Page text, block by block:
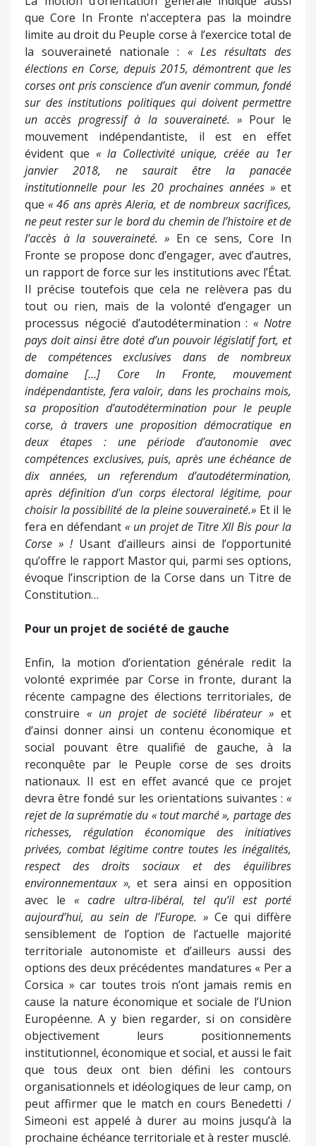
que Core In Fronte n'acceptera pas la moindre
limite au droit du Peuple corse à l’exercice total de
la souveraineté nationale : « Les résultats des
élections en Corse, depuis 2015, démontrent que les
corses ont pris conscience d’un avenir commun, fondé
sur des institutions politiques qui doivent permettre
un accès progressif à la souveraineté. »Pour le
mouvement indépendantiste, il est en effet
évident que « la Collectivité unique, créée au 1er
janvier 2018, ne saurait être la panacée
institutionnelle pour les 20 prochaines années » et
que« 46 ans après Aleria, et de nombreux sacrifices,
ne peut rester sur le bord du chemin de l’histoire et de
l’accès à la souveraineté. » En ce sens, Core In
Fronte se propose donc d’engager, avec d’autres,
un rapport de force sur les institutions avec l’État.
Il précise toutefois que cela ne relèvera pas du
tout ou rien, mais de la volonté d’engager un
processus négocié d’autodétermination :« Notre
pays doit ainsi être doté d’un pouvoir législatif fort, et
de compétences exclusives dans de nombreux
domaine […] Core In Fronte, mouvement
indépendantiste, fera valoir, dans les prochains mois,
sa proposition d’autodétermination pour le peuple
corse, à travers une proposition démocratique en
deux étapes : une période d’autonomie avec
compétences exclusives, puis, après une échéance de
dix années, un referendum d’autodétermination,
après définition d'un corps électoral légitime, pour
choisir la possibilité de la pleine souveraineté.» Et il le
fera en défendant « un projet de Titre XII Bis pour la
Corse » ! Usant d’ailleurs ainsi de l’opportunité
qu’offre le rapport Mastor qui, parmi ses options,
évoque l’inscription de la Corse dans un Titre de
Constitution…
Pour un projet de société de gauche
Enfin, la motion d’orientation générale redit la
volonté exprimée par Corse in fronte, durant la
récente campagne des élections territoriales, de
construire « un projet de société libérateur » et
d’ainsi donner ainsi un contenu économique et
social pouvant être qualifié de gauche, à la
reconquête par le Peuple corse de ses droits
nationaux. Il est en effet avancé que ce projet
devra être fondé sur les orientations suivantes : «
rejet de la suprématie du « tout marché », partage des
richesses, régulation économique des initiatives
privées, combat légitime contre toutes les inégalités,
respect des droits sociaux et des équilibres
environnementaux », et sera ainsi en opposition
avec le « cadre ultra-libéral, tel qu’il est porté
aujourd’hui, au sein de l’Europe. » Ce qui diffère
sensiblement de l’option de l’actuelle majorité
territoriale autonomiste et d’ailleurs aussi des
options des deux précédentes mandatures « Per a
Corsica » car toutes trois n’ont jamais remis en
cause la nature économique et sociale de l’Union
Européenne. A y bien regarder, si on considère
objectivement leurs positionnements
institutionnel, économique et social, et aussi le fait
que tous deux ont bien défini les contours
organisationnels et idéologiques de leur camp, on
peut affirmer que le match en cours Benedetti /
Simeoni est appelé à durer au moins jusqu’à la
prochaine échéance territoriale et à rester musclé.